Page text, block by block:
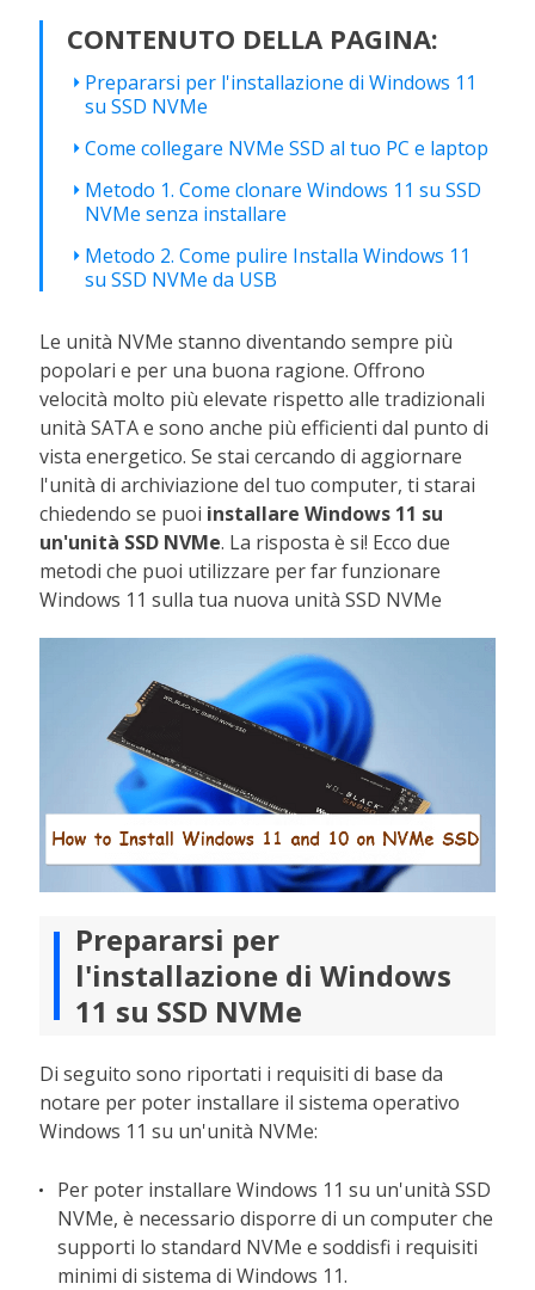
CONTENUTO DELLA PAGINA:
Prepararsi per l'installazione di Windows 11
su SSD NVMe
Come collegare NVMe SSD al tuo PC e laptop
Metodo 1. Come clonare Windows 11 su SSD
NVMe senza installare
Metodo 2. Come pulire Installa Windows 11
su SSD NVMe da USB
Le unità NVMe stanno diventando sempre più
popolari e per una buona ragione. Offrono
velocità molto più elevate rispetto alle tradizionali
unità SATA e sono anche più efficienti dal punto di
vista energetico. Se stai cercando di aggiornare
l'unità di archiviazione del tuo computer, ti starai
chiedendo se puoi installare Windows 11 su
un'unità SSD NVMe. La risposta è si! Ecco due
metodi che puoi utilizzare per far funzionare
Windows 11 sulla tua nuova unità SSD NVMe
Prepararsi per
l'installazione di Windows
11 su SSD NVMe
Di seguito sono riportati i requisiti di base da
notare per poter installare il sistema operativo
Windows 11 su un'unità NVMe:
Per poter installare Windows 11 su un'unità SSD
NVMe, è necessario disporre di un computer che
supporti lo standard NVMe e soddisfi i requisiti
minimi di sistema di Windows 11.